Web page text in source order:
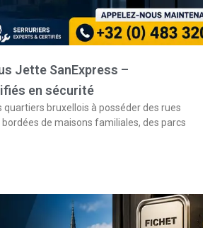
Jette SanExpress –
en sécurité
quartiers bruxellois à posséder des rues
de maisons familiales, des parcs